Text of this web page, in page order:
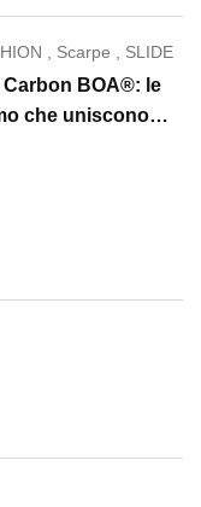
Scarpe SLIDE
BOA®: le
che uniscono